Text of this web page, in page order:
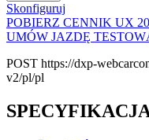
Skonfiguruj
POBIERZ CENNIK UX
UMÓW JAZDĘ
POST https://dxp-
v2/pl/pl